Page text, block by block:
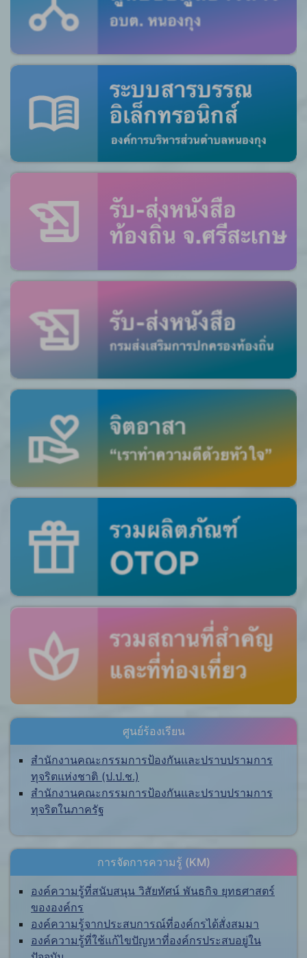
ศูนย์ร้องเรียน
สำนักงานคณะกรรมการป้องกันและปราบปรามการ
ทุจริตแห่งชาติ (ป.ป.ช.)
สำนักงานคณะกรรมการป้องกันและปราบปรามการ
ทุจริตในภาครัฐ
การจัดการความรู้ (KM)
องค์ความรู้ที่สนับสนุน วิสัยทัศน์ พันธกิจ ยุทธศาสตร์
ขององค์กร
องค์ความรู้จากประสบการณ์ที่องค์กรได้สั่งสมมา
องค์ความรู้ที่ใช้แก้ไขปัญหาที่องค์กรประสบอยู่ใน